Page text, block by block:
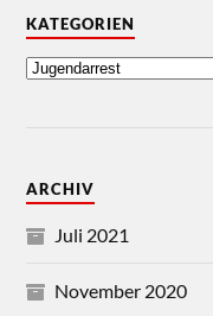
KATEGORIEN
ARCHIV
Juli 2021
November 2020